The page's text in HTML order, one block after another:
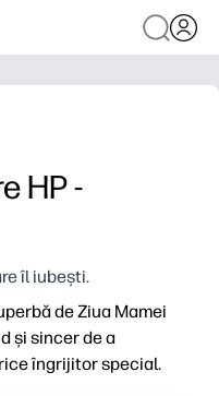
HP -
îl iubești.
de Ziua Mamei
și sincer de a
îngrijitor special.